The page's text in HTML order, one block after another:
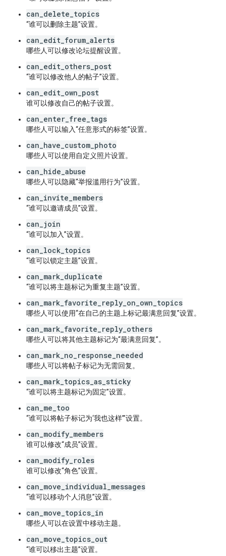
can_delete_topics
“谁可以删除主题”设置。
can_edit_forum_alerts
哪些人可以修改论坛提醒设置。
can_edit_others_post
“谁可以修改他人的帖子”设置。
can_edit_own_post
谁可以修改自己的帖子设置。
can_enter_free_tags
哪些人可以输入“任意形式的标签”设置。
can_have_custom_photo
哪些人可以使用自定义照片设置。
can_hide_abuse
哪些人可以隐藏“举报滥用行为”设置。
can_invite_members
“谁可以邀请成员”设置。
can_join
“谁可以加入”设置。
can_lock_topics
“谁可以锁定主题”设置。
can_mark_duplicate
“谁可以将主题标记为重复主题”设置。
can_mark_favorite_reply_on_own_topics
哪些人可以使用“在自己的主题上标记最满意回复”设置。
can_mark_favorite_reply_others
哪些人可以将其他主题标记为“最满意回复”。
can_mark_no_response_needed
哪些人可以将帖子标记为无需回复。
can_mark_topics_as_sticky
“谁可以将主题标记为固定”设置。
can_me_too
“谁可以将帖子标记为‘我也这样’”设置。
can_modify_members
谁可以修改“成员”设置。
can_modify_roles
谁可以修改“角色”设置。
can_move_individual_messages
“谁可以移动个人消息”设置。
can_move_topics_in
哪些人可以在设置中移动主题。
can_move_topics_out
“谁可以移出主题”设置。